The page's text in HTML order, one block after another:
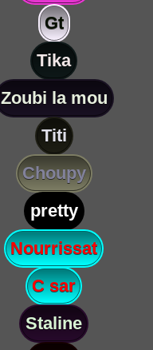
Gt
Tika
Zoubi la mou
Titi
Choupy
pretty
Nourrissat
C sar
Staline